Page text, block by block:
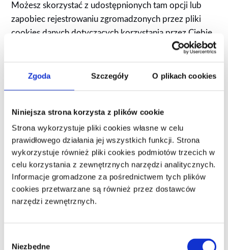
Zgoda Szczegóły O plikach cookies
Niniejsza strona korzysta z plików cookie
Strona wykorzystuje pliki cookies własne w celu
prawidłowego działania jej wszystkich funkcji. Strona
wykorzystuje również pliki cookies podmiotów trzecich w
celu korzystania z zewnętrznych narzędzi analitycznych.
Informacje gromadzone za pośrednictwem tych plików
cookies przetwarzane są również przez dostawców
narzędzi zewnętrznych.
Niezbędne
Możesz skorzystać z udostępnionych tam opcji lub
zapobiec rejestrowaniu zgromadzonych przez pliki
cookies danych dotyczących korzystania przez Ciebie
ze strony internetowej, jak również przetwarzaniu tych
się pod następującym
adresem:https://tools.google.com/dlpage/gaoptout
Jeżeli jesteś zainteresowany szczegółami związanymi z
przetwarzaniem danych w ramach Google Analytics,
możesz zapoznać się z wyjaśnieniami przygotowanymi
przez
Google:https://support.google.com/analytics/answer/
6004245.
Niektóre cookies są usuwane po zakończeniu sesji
Twoim urządzeniu końcowym i umożliwiają